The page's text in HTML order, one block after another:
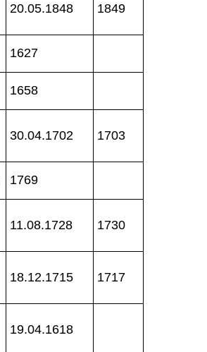
20.05.1848 1849
1627
1658
30.04.1702 1703
1769
11.08.1728 1730
18.12.1715 1717
19.04.1618